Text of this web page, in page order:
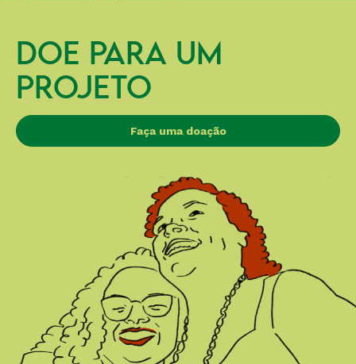
DOE PARA UM
PROJETO
Faça uma doação